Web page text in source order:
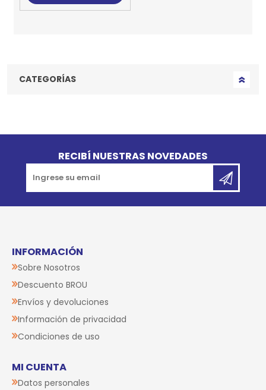
CATEGORÍAS
RECIBÍ NUESTRAS NOVEDADES
INFORMACIÓN
Sobre Nosotros
Descuento BROU
Envíos y devoluciones
Información de privacidad
Condiciones de uso
MI CUENTA
Datos personales